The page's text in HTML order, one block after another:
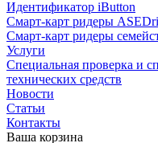
Идентификатор iButton
Смарт-карт ридеры
Смарт-карт ридеры
Услуги
Специальная проверка и
технических средств
Новости
Статьи
Контакты
Ваша корзина